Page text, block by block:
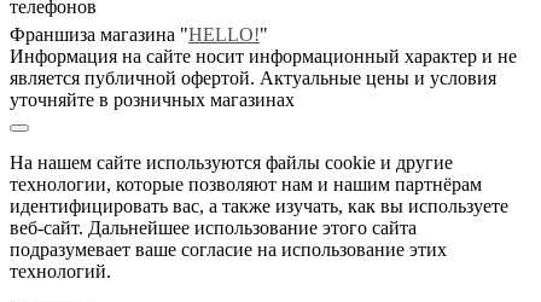
телефонов
Франшиза магазина "HELLO!"
Информация на сайте носит информационный характер и не
является публичной офертой. Актуальные цены и условия
уточняйте в розничных магазинах
На нашем сайте используются файлы cookie и другие
технологии, которые позволяют нам и нашим партнёрам
идентифицировать вас, а также изучать, как вы используете
веб-сайт. Дальнейшее использование этого сайта
подразумевает ваше согласие на использование этих
технологий.